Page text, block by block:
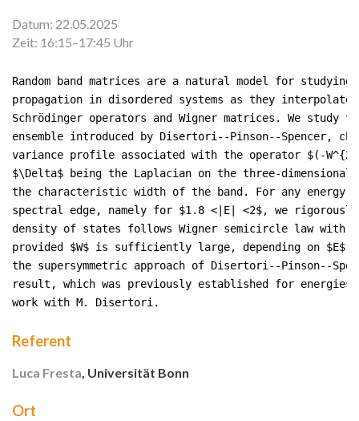
Datum: 22.05.2025
Zeit: 16:15–17:45 Uhr
Random band matrices are a natural model for studying
propagation in disordered systems as they interpolate
Schrödinger operators and Wigner matrices. We study
ensemble introduced by Disertori--Pinson--Spencer,
variance profile associated with the operator $(-
$\Delta$ being the Laplacian on the three-
the characteristic width of the band. For any energy
spectral edge, namely for $1.8 <|E| <2$, we
density of states follows Wigner semicircle law with
provided $W$ is sufficiently large, depending on
the supersymmetric approach of Disertori--Pinson--
result, which was previously established for
work with M. Disertori.
Referent
Luca Fresta , Universität Bonn
Ort